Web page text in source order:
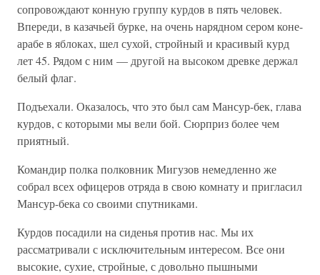
сопровождают конную группу курдов в пять человек.
Впереди, в казачьей бурке, на очень нарядном сером коне-
арабе в яблоках, шел сухой, стройный и красивый курд
лет 45. Рядом с ним — другой на высоком древке держал
белый флаг.
Подъехали. Оказалось, что это был сам Мансур-бек, глава
курдов, с которыми мы вели бой. Сюрприз более чем
приятный.
Командир полка полковник Мигузов немедленно же
собрал всех офицеров отряда в свою комнату и пригласил
Мансур-бека со своими спутниками.
Курдов посадили на сиденья против нас. Мы их
рассматривали с исключительным интересом. Все они
высокие, сухие, стройные, с довольно пышными